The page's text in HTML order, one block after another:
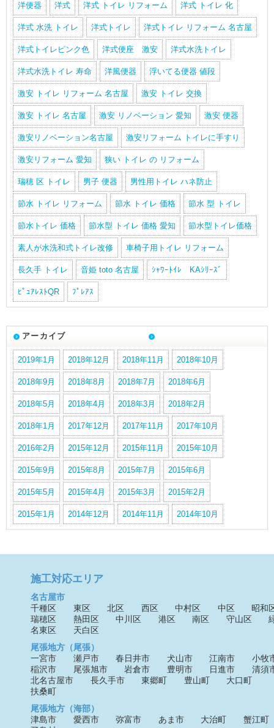
洋便器 洋式 洋式 トイレ リフォーム 洋式 トイレ 化
洋式 水洗 トイレ 洋式トイレ 洋式トイレ リフォーム 名古屋
洋式トイレピンク色 洋式便座 激安 洋式水洗トイレ
洋式水洗トイレ 寿命 洋風便器 浮いてる便器 値段
激安 トイレ リフォーム 名古屋 激安 トイレ 交換
激安 トイレ 名古屋 激安 リノベーション 愛知 激安 便器
激安リノベーション名古屋 激安リフォーム トイレに手すり
激安リフォーム 愛知 狭い トイレ の リフォーム
瑞穂 区 トイレ 男子 便器 男性用トイレ ハネ防止
節水 トイレ リフォーム 節水 トイレ 価格 節水 型 トイレ
節水トイレ 価格 節水型 トイレ 価格 愛知 節水型トイレ価格
素人が水洗和式トイレ改修 車椅子用トイレ リフォーム
長久手 トイレ 音姫 toto 名古屋 ｼｬﾜｰﾄｲﾚ KAｼﾘｰｽﾞ
ﾋﾟｭｱﾚｽﾄQR ﾌﾟﾚｱｽ
アーカイブ
2019年1月 2018年12月 2018年11月 2018年10月
2018年9月 2018年8月 2018年7月 2018年6月
2018年5月 2018年4月 2018年3月 2018年2月
2018年1月 2017年12月 2017年11月 2017年10月
2016年2月 2015年12月 2015年11月 2015年10月
2015年9月 2015年8月 2015年7月 2015年6月
2015年5月 2015年4月 2015年3月 2015年2月
2015年1月 2014年12月 2014年11月 2014年10月
施工対応エリア
名古屋市
千種区
東区 北区 西区 中村区 中区
昭和
瑞穂区
熱田区 中川区 港区 南区 守山区
名東区
天白区
尾張地方（尾張）
一宮市
瀬戸市 春日井市 犬山市 江南市
小牧
稲沢市
尾張旭市 岩倉市 豊明市 日進市
清須
北名古屋市
長久手市 東郷町 豊山町
大口町
扶桑町
尾張地方（海部）
津島市
愛西市 弥富市 あま市 大治町
蟹江町